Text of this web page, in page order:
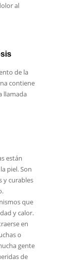
al
de la
contiene
llamada
están
piel. Son
y curables
que
y calor.
en
o
gente
de